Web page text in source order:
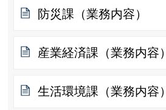
防災課（業務内容）
産業経済課（業務内容）
生活環境課（業務内容）